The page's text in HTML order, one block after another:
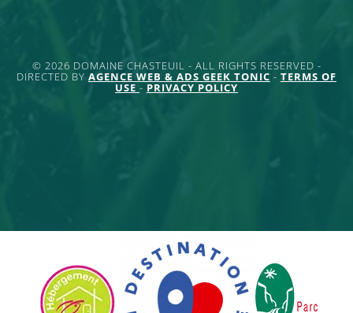
© 2026 DOMAINE CHASTEUIL - ALL RIGHTS RESERVED -
DIRECTED BY AGENCE WEB & ADS GEEK TONIC - TERMS OF
USE - PRIVACY POLICY